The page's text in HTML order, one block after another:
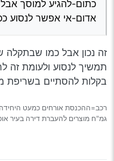
כתום-להגיע למוסך
אדום-אי אפשר לנסוע
זה נכון אבל כמו
תמשיך לנסוע ולעומת זה
בקלות להסתיים בשריפת
רכב=ההכנסת אורחים כמעט
גמ"ח מוצרים להעברת דירה בעיר